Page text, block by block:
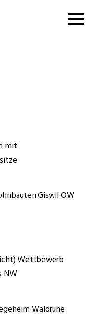
mit
Giswil OW
Wettbewerb
NW
Waldruhe